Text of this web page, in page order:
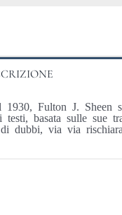
1930, Fulton J.
testi, basata sulle sue
dubbi, via via